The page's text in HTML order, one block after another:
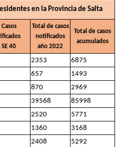
en la Provincia de Salta
Casos
SE 40
Total de casos
notificados
año 2022
Total de casos
acumulados
2353
6875
657
1493
870
2969
39568
85998
2520
5771
1360
3168
2408
5292